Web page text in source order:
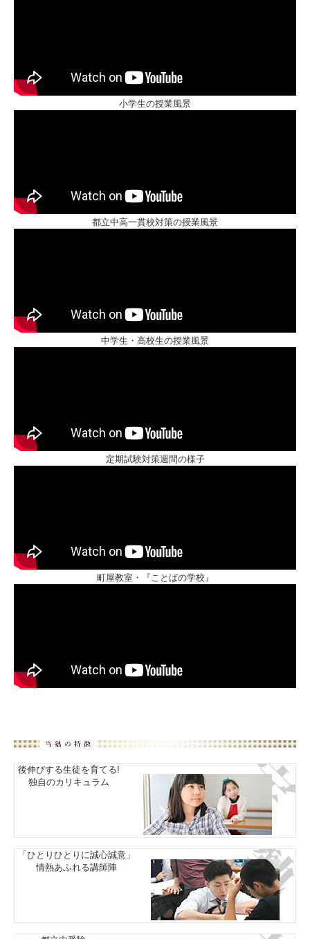
小学生の授業風景
都立中高一貫校対策の授業風景
中学生・高校生の授業風景
定期試験対策週間の様子
町屋教室・『ことばの学校』
後伸びする生徒を育てる!
独自のカリキュラム
「ひとりひとりに誠心誠意」
情熱あふれる講師陣